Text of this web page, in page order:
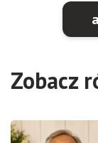
Zobacz